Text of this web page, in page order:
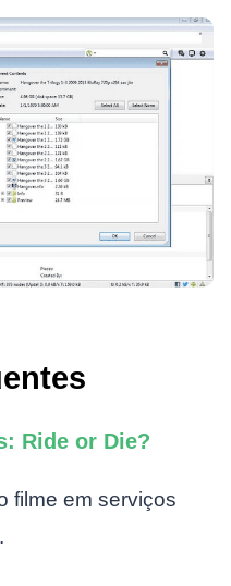
Ride or Die?
filme em serviços